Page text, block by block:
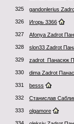
325 gandonlerius
326 Игорь 3366
327 Afonya Zadrot
328 slon33 Zadrot
329 zadrot_Панасюк
330 dima Zadrot
331 besss
332 Станислав
333 olgamore